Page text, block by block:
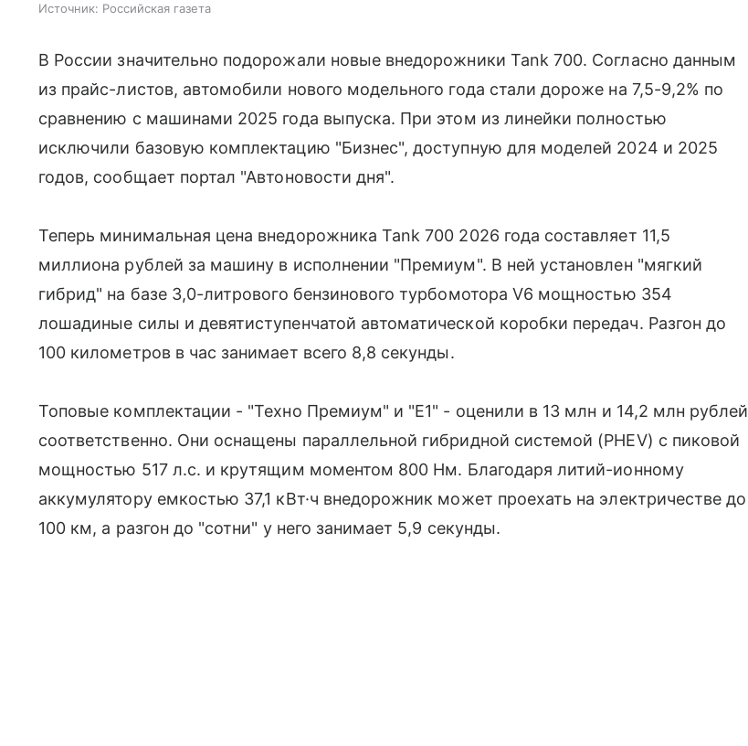
Источник: Российская газета
В России значительно подорожали новые внедорожники Tank 700. Согласно данным
из прайс-листов, автомобили нового модельного года стали дороже на 7,5-9,2% по
сравнению с машинами 2025 года выпуска. При этом из линейки полностью
исключили базовую комплектацию "Бизнес", доступную для моделей 2024 и 2025
годов, сообщает портал "Автоновости дня".
Теперь минимальная цена внедорожника Tank 700 2026 года составляет 11,5
миллиона рублей за машину в исполнении "Премиум". В ней установлен "мягкий
гибрид" на базе 3,0-литрового бензинового турбомотора V6 мощностью 354
лошадиные силы и девятиступенчатой автоматической коробки передач. Разгон до
100 километров в час занимает всего 8,8 секунды.
Топовые комплектации - "Техно Премиум" и "Е1" - оценили в 13 млн и 14,2 млн рублей
соответственно. Они оснащены параллельной гибридной системой (PHEV) с пиковой
мощностью 517 л.с. и крутящим моментом 800 Нм. Благодаря литий-ионному
аккумулятору емкостью 37,1 кВт·ч внедорожник может проехать на электричестве до
100 км, а разгон до "сотни" у него занимает 5,9 секунды.